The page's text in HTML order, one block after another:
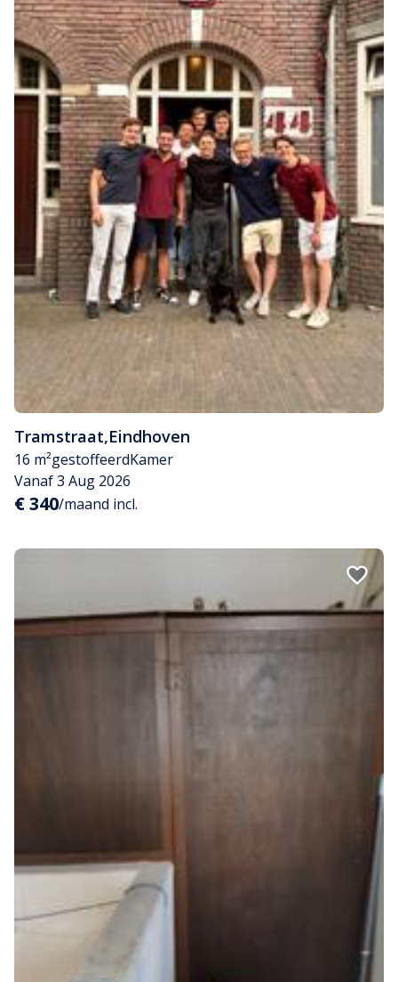
Tramstraat,Eindhoven
16 m²gestoffeerdKamer
Vanaf 3 Aug 2026
€ 340/maand incl.